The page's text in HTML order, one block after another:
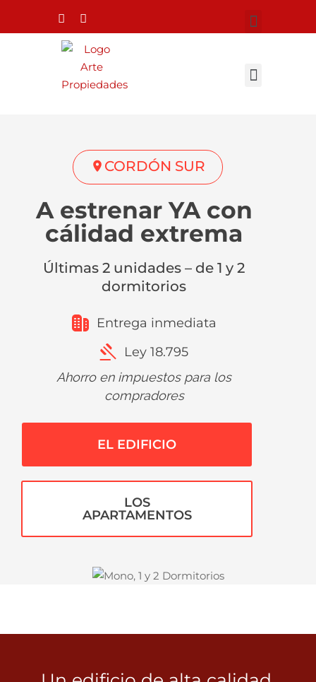
CORDÓN SUR
A estrenar YA con
cálidad extrema
Últimas 2 unidades – de 1 y 2
dormitorios
Entrega inmediata
Ley 18.795
Ahorro en impuestos para los
compradores
EL EDIFICIO
LOS
APARTAMENTOS